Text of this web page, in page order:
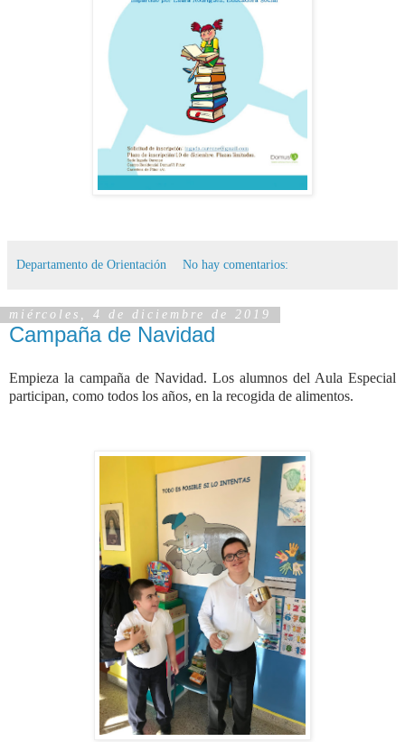
Departamento de Orientación No hay comentarios:
miércoles, 4 de diciembre de 2019
Campaña de Navidad
Empieza la campaña de Navidad. Los alumnos del Aula Especial
participan, como todos los años, en la recogida de alimentos.